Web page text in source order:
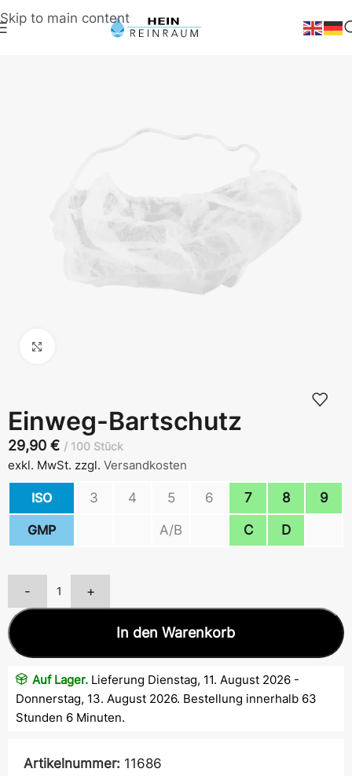
Skip to main content
Einweg-Bartschutz
29,90 € 100 Stück
exkl. MwSt. zzgl. Versandkosten
ISO 3 4 5 6 7 8 9
GMP A/B C D
- +
In den Warenkorb
Auf Lager. Lieferung Dienstag, 11. August 2026 -
Donnerstag, 13. August 2026. Bestellung innerhalb 63
Stunden 6 Minuten.
Artikelnummer: 11686